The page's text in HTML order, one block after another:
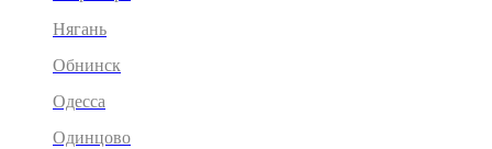
Нягань
Обнинск
Одесса
Одинцово